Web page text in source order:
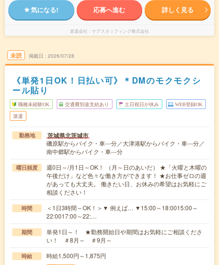
気になる! 応募へ進む 詳しく見る
派遣会社 ケアスタッフィング株式会社
未読 掲載日 2026/07/28
《単発1日OK！日払い可》＊DMのモクモクシ
ール貼り
職種未経験OK 交通費別途支給あり 土日祝日が休み WEB登録OK
派遣
勤務地 茨城県北茨城市
磯原駅からバイク・車---分／大津港駅からバイク・車---分／
南中郷駅からバイク・車---分
曜日頻度
週0日～/月1日～OK！ （月～日のあいだ） ★「火曜と木曜の
午後だけ」など色々な働き方ができます！ ★お仕事ゼロの週
があっても大丈夫。 働きたい日、お休みの希望はお気軽にご
相談ください！
時間
＜1日3時間～OK！＞▼ 例えば… ▼15:00～18:0015:00～
22:0017:00～22:…
期間
単発1日～！ ★勤務開始日や期間はお気軽にご相談くださ
い！ ＃8月～ ＃9月～
時給 時給1,500円～1,875円